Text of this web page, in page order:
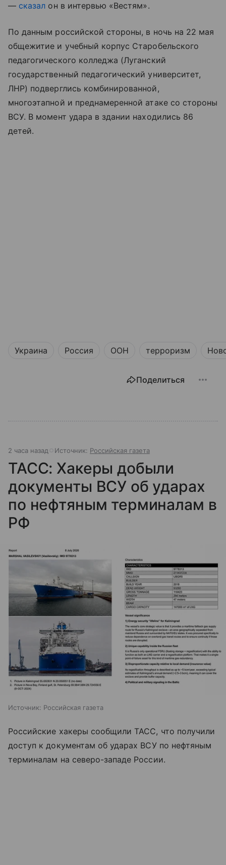
— сказал он в интервью «Вестям».
По данным российской стороны, в ночь на 22 мая
общежитие и учебный корпус Старобельского
педагогического колледжа (Луганский
государственный педагогический университет,
ЛНР) подверглись комбинированной,
многоэтапной и преднамеренной атаке со стороны
ВСУ. В момент удара в здании находились 86
детей.
Украина Россия ООН терроризм
Поделиться
2 часа назад Источник: Российская газета
ТАСС: Хакеры добыли
документы ВСУ об ударах
по нефтяным терминалам в
РФ
Источник: Российская газета
Российские хакеры сообщили ТАСС, что получили
доступ к документам об ударах ВСУ по нефтяным
терминалам на северо-западе России.